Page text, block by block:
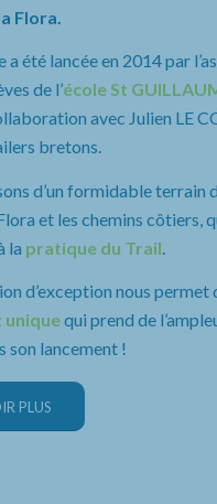
Flora.
a été lancée en 2014 par
de l’école St
avec Julien LE
bretons.
d’un formidable terrain
et les chemins côtiers,
la pratique du Trail
d’exception nous permet
uniquequi prend de
son lancement !
PLUS